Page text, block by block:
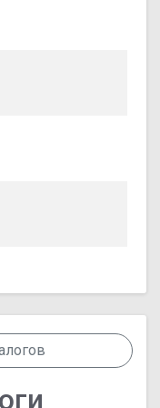
надпочечников,
злокачественной